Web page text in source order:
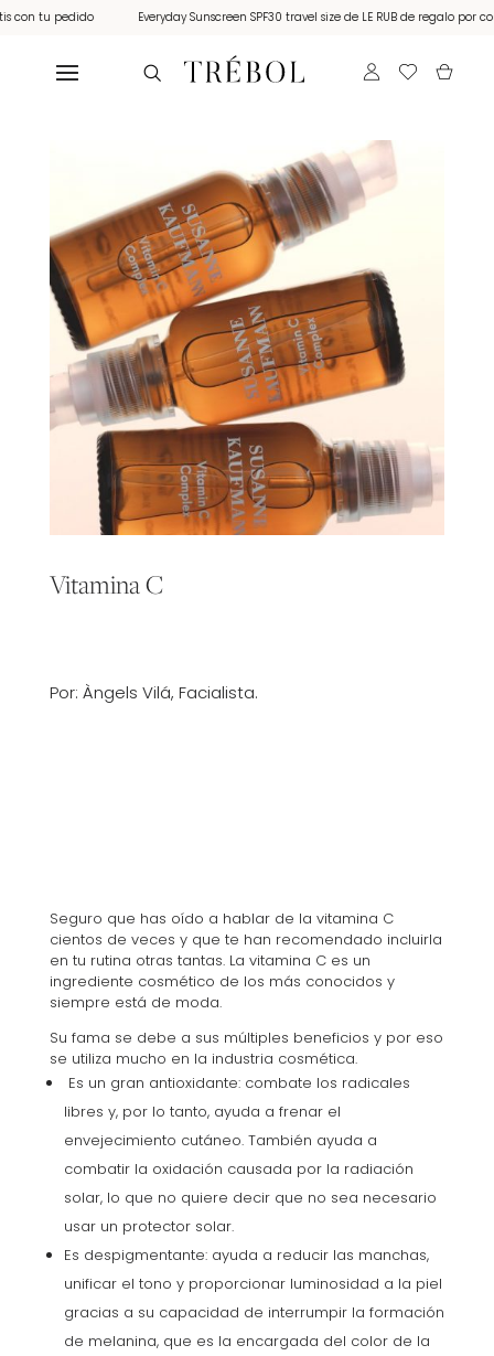
tu pedido Everyday Sunscreen SPF30 travel size de LE RUB de regalo por
Vitamina C
Por: Àngels Vilá, Facialista.
Seguro que has oído a hablar de la vitamina C
cientos de veces y que te han recomendado incluirla
en tu rutina otras tantas. La vitamina C es un
ingrediente cosmético de los más conocidos y
siempre está de moda.
Su fama se debe a sus múltiples beneficios y por eso
se utiliza mucho en la industria cosmética.
Es un gran antioxidante: combate los radicales
libres y, por lo tanto, ayuda a frenar el
envejecimiento cutáneo. También ayuda a
combatir la oxidación causada por la radiación
solar, lo que no quiere decir que no sea necesario
usar un protector solar.
Es despigmentante: ayuda a reducir las manchas,
unificar el tono y proporcionar luminosidad a la piel
gracias a su capacidad de interrumpir la formación
de melanina, que es la encargada del color de la